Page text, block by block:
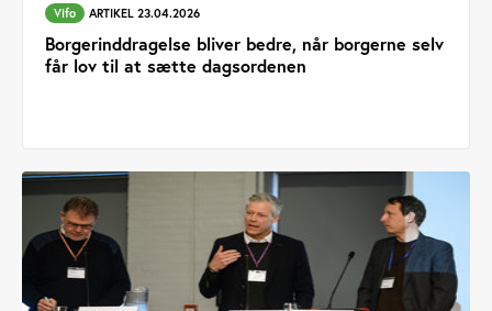
Vifo ARTIKEL 23.04.2026
Borgerinddragelse bliver bedre, når borgerne selv
får lov til at sætte dagsordenen